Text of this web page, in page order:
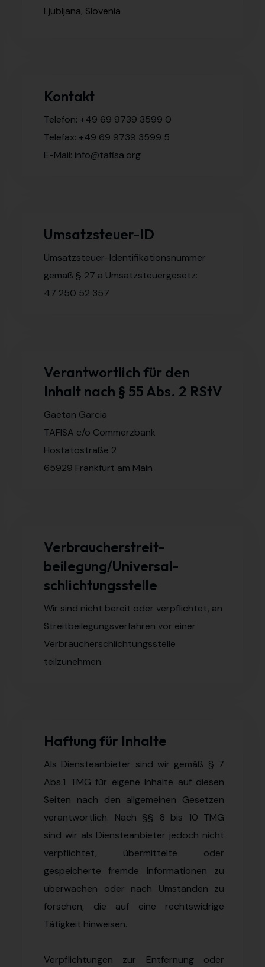
Ljubljana, Slovenia
Kontakt
Telefon: +49 69 9739 3599 0
Telefax: +49 69 9739 3599 5
E-Mail: info@tafisa.org
Umsatzsteuer-ID
Umsatzsteuer-Identifikationsnummer
gemäß § 27 a Umsatzsteuergesetz:
47 250 52 357
Verantwortlich für den
Inhalt nach § 55 Abs. 2 RStV
Gaëtan Garcia
TAFISA c/o Commerzbank
Hostatostraße 2
65929 Frankfurt am Main
Verbraucher­streit­
beilegung/Universal­
schlichtungs­stelle
Wir sind nicht bereit oder verpflichtet, an
Streitbeilegungsverfahren vor einer
Verbraucherschlichtungsstelle
teilzunehmen.
Haftung für Inhalte
Als Diensteanbieter sind wir gemäß § 7
Abs.1 TMG für eigene Inhalte auf diesen
Seiten nach den allgemeinen Gesetzen
verantwortlich. Nach §§ 8 bis 10 TMG
sind wir als Diensteanbieter jedoch nicht
verpflichtet, übermittelte oder
gespeicherte fremde Informationen zu
überwachen oder nach Umständen zu
forschen, die auf eine rechtswidrige
Tätigkeit hinweisen.
Verpflichtungen zur Entfernung oder